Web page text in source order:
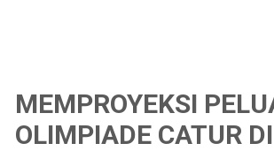
MEMPROYEKSI
OLIMPIADE CATUR